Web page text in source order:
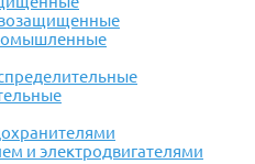
и электродвигателями